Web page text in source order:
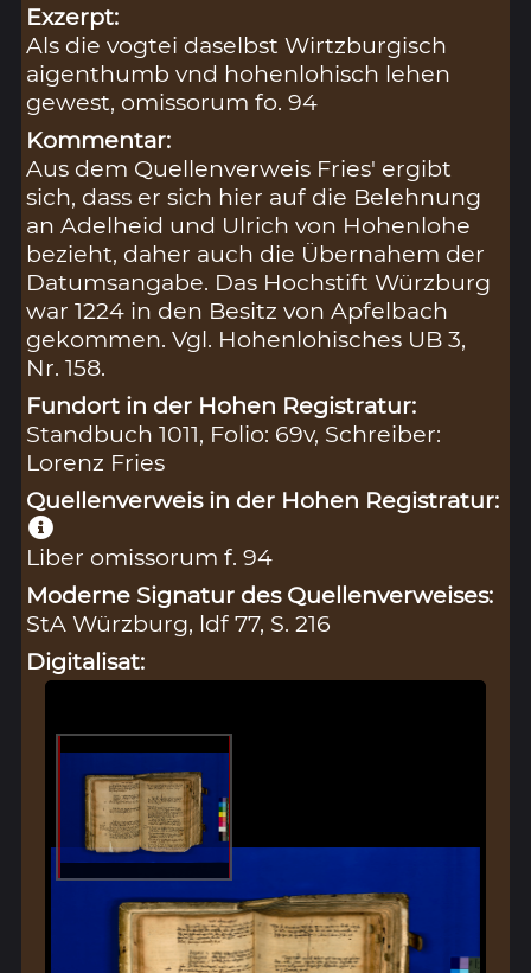
Exzerpt:
Als die vogtei daselbst Wirtzburgisch
aigenthumb vnd hohenlohisch lehen
gewest, omissorum fo. 94
Kommentar:
Aus dem Quellenverweis Fries' ergibt
sich, dass er sich hier auf die Belehnung
an Adelheid und Ulrich von Hohenlohe
bezieht, daher auch die Übernahem der
Datumsangabe. Das Hochstift Würzburg
war 1224 in den Besitz von Apfelbach
gekommen. Vgl. Hohenlohisches UB 3,
Nr. 158.
Fundort in der Hohen Registratur:
Standbuch 1011, Folio: 69v, Schreiber:
Lorenz Fries
Quellenverweis in der Hohen Registratur:
Liber omissorum f. 94
Moderne Signatur des Quellenverweises:
StA Würzburg, ldf 77, S. 216
Digitalisat: